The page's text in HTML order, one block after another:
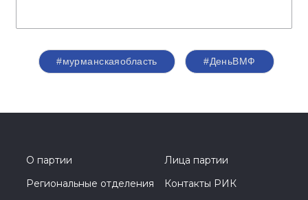
#мурманскаяобласть #ДеньВМФ
О партии
Лица партии
Региональные отделения
Контакты РИК